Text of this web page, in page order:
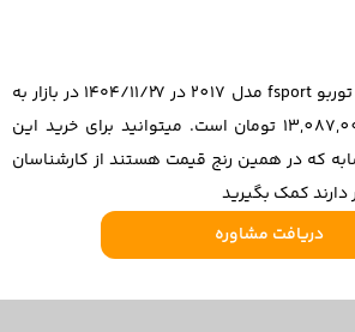
قیمت لکسوس NX 200 توربو fsport مدل 2017 در ۱۴۰۴/۱۱/۲۷ در بازار به
صورت میانگین 13,087,000,000 تومان است. میتوانید برای خرید این
که در همین رنج قیمت هستند از کارشناسان
کمک بگیرید
دریافت مشاوره